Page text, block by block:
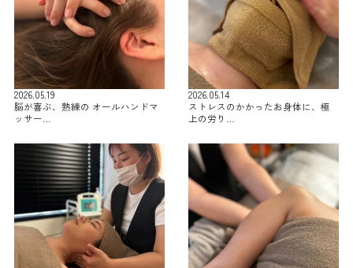
2026.05.19
脳が喜ぶ、熟練の オールハンドマ
ッサー…
2026.05.14
ストレスのかかったお身体に、極
上の労り…